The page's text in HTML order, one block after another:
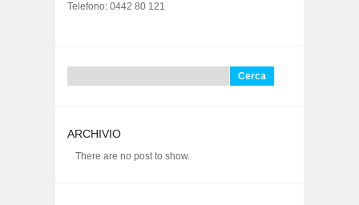
Telefono: 0442 80 121
per:
ARCHIVIO
There are no post to show.